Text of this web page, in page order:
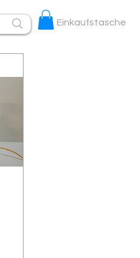
Einkaufstasche